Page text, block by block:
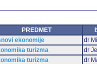
PREDMET
ekonomije
dr
turizma
dr
turizma dr